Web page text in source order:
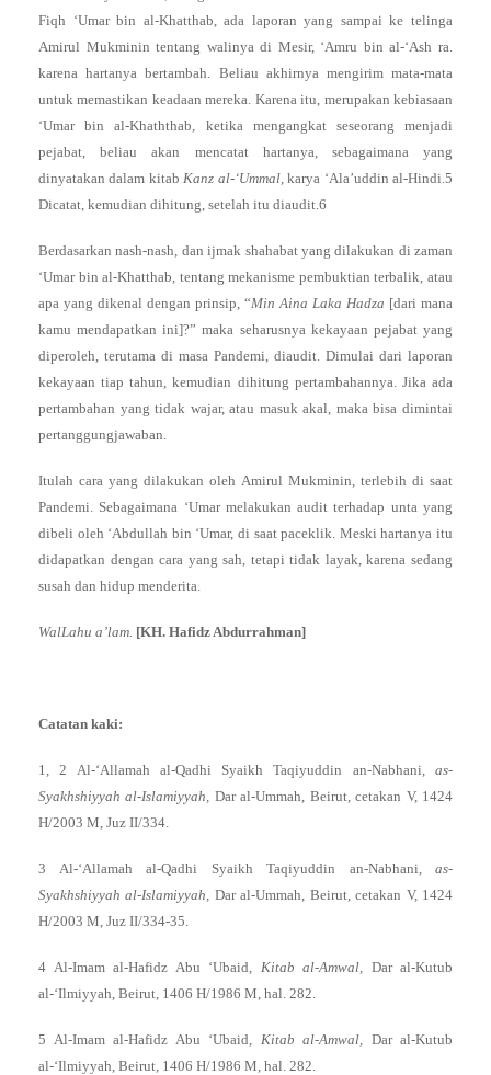
Fiqh ‘Umar bin al-Khatthab, ada laporan yang sampai ke telinga
Amirul Mukminin tentang walinya di Mesir, ‘Amru bin al-‘Ash ra.
karena hartanya bertambah. Beliau akhirnya mengirim mata-mata
untuk memastikan keadaan mereka. Karena itu, merupakan kebiasaan
‘Umar bin al-Khaththab, ketika mengangkat seseorang menjadi
pejabat, beliau akan mencatat hartanya, sebagaimana yang
dinyatakan dalam kitab Kanz al-‘Ummal, karya ‘Ala’uddin al-Hindi.5
Dicatat, kemudian dihitung, setelah itu diaudit.6
Berdasarkan nash-nash, dan ijmak shahabat yang dilakukan di zaman
‘Umar bin al-Khatthab, tentang mekanisme pembuktian terbalik, atau
apa yang dikenal dengan prinsip, “Min Aina Laka Hadza [dari mana
kamu mendapatkan ini]?” maka seharusnya kekayaan pejabat yang
diperoleh, terutama di masa Pandemi, diaudit. Dimulai dari laporan
kekayaan tiap tahun, kemudian dihitung pertambahannya. Jika ada
pertambahan yang tidak wajar, atau masuk akal, maka bisa dimintai
pertanggungjawaban.
Itulah cara yang dilakukan oleh Amirul Mukminin, terlebih di saat
Pandemi. Sebagaimana ‘Umar melakukan audit terhadap unta yang
dibeli oleh ‘Abdullah bin ‘Umar, di saat paceklik. Meski hartanya itu
didapatkan dengan cara yang sah, tetapi tidak layak, karena sedang
susah dan hidup menderita.
WalLahu a’lam. [KH. Hafidz Abdurrahman]
Catatan kaki:
1, 2 Al-‘Allamah al-Qadhi Syaikh Taqiyuddin an-Nabhani, as-
Syakhshiyyah al-Islamiyyah, Dar al-Ummah, Beirut, cetakan V, 1424
H/2003 M, Juz II/334.
3 Al-‘Allamah al-Qadhi Syaikh Taqiyuddin an-Nabhani, as-
Syakhshiyyah al-Islamiyyah, Dar al-Ummah, Beirut, cetakan V, 1424
H/2003 M, Juz II/334-35.
4 Al-Imam al-Hafidz Abu ‘Ubaid, Kitab al-Amwal, Dar al-Kutub
al-‘Ilmiyyah, Beirut, 1406 H/1986 M, hal. 282.
5 Al-Imam al-Hafidz Abu ‘Ubaid, Kitab al-Amwal, Dar al-Kutub
al-‘Ilmiyyah, Beirut, 1406 H/1986 M, hal. 282.